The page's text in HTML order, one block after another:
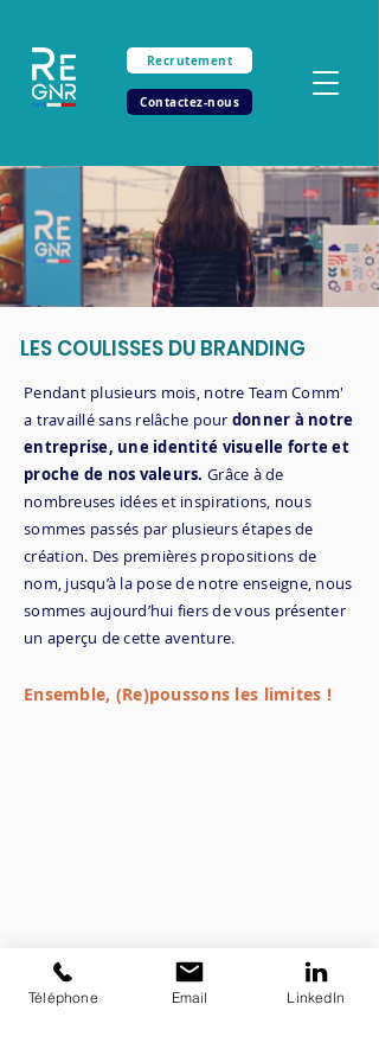
Recrutement
Contactez-nous
LES COULISSES DU BRANDING
Pendant plusieurs mois, notre Team Comm'
a travaillé sans relâche pour donner à notre
entreprise, une identité visuelle forte et
proche de nos valeurs. Grâce à de
nombreuses idées et inspirations, nous
sommes passés par plusieurs étapes de
création. Des premières propositions de
nom, jusqu’à la pose de notre enseigne, nous
sommes aujourd’hui fiers de vous présenter
un aperçu de cette aventure.
Ensemble, (Re)poussons les limites !
Téléphone Email LinkedIn